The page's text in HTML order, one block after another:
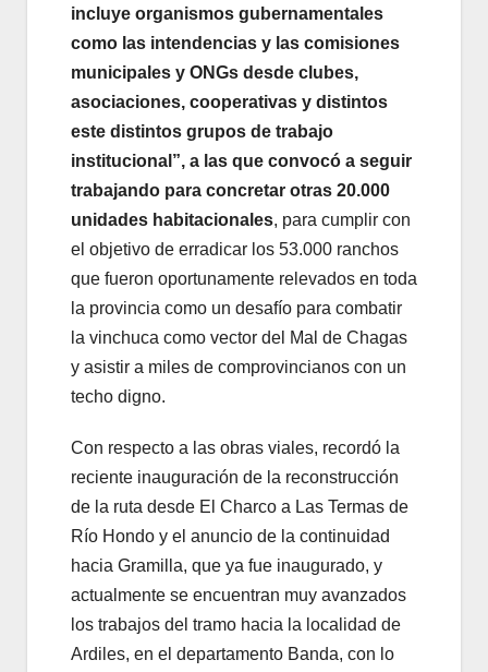
incluye organismos gubernamentales
como las intendencias y las comisiones
municipales y ONGs desde clubes,
asociaciones, cooperativas y distintos
este distintos grupos de trabajo
institucional”, a las que convocó a seguir
trabajando para concretar otras 20.000
unidades habitacionales, para cumplir con
el objetivo de erradicar los 53.000 ranchos
que fueron oportunamente relevados en toda
la provincia como un desafío para combatir
la vinchuca como vector del Mal de Chagas
y asistir a miles de comprovincianos con un
techo digno.
Con respecto a las obras viales, recordó la
reciente inauguración de la reconstrucción
de la ruta desde El Charco a Las Termas de
Río Hondo y el anuncio de la continuidad
hacia Gramilla, que ya fue inaugurado, y
actualmente se encuentran muy avanzados
los trabajos del tramo hacia la localidad de
Ardiles, en el departamento Banda, con lo